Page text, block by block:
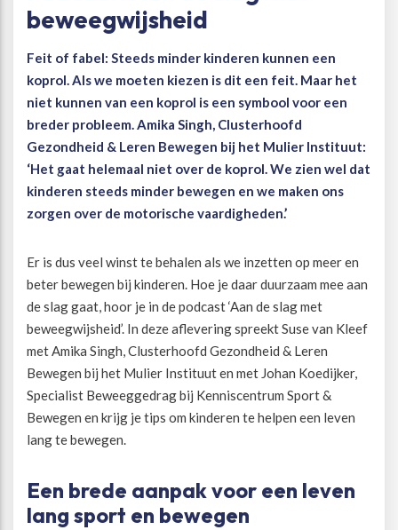
beweegwijsheid
Feit of fabel: Steeds minder kinderen kunnen een
koprol. Als we moeten kiezen is dit een feit. Maar het
niet kunnen van een koprol is een symbool voor een
breder probleem. Amika Singh, Clusterhoofd
Gezondheid & Leren Bewegen bij het Mulier Instituut:
‘Het gaat helemaal niet over de koprol. We zien wel dat
kinderen steeds minder bewegen en we maken ons
zorgen over de motorische vaardigheden.’
Er is dus veel winst te behalen als we inzetten op meer en
beter bewegen bij kinderen. Hoe je daar duurzaam mee aan
de slag gaat, hoor je in de podcast ‘Aan de slag met
beweegwijsheid’. In deze aflevering spreekt Suse van Kleef
met Amika Singh, Clusterhoofd Gezondheid & Leren
Bewegen bij het Mulier Instituut en met Johan Koedijker,
Specialist Beweeggedrag bij Kenniscentrum Sport &
Bewegen en krijg je tips om kinderen te helpen een leven
lang te bewegen.
Een brede aanpak voor een leven
lang sport en bewegen
Kansengelijkheid
Paralympische topsport
Esports, gaming en gamification
Persvoorlichting en Public Affairs